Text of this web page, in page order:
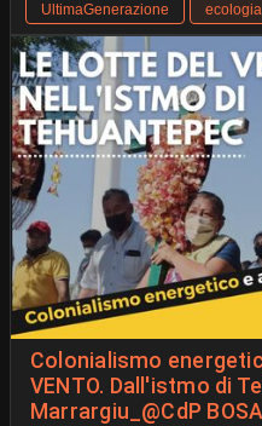
UltimaGenerazione
ecologia
Colonialismo
VENTO. Dall'istmo di
Marrargiu_@CdP BOSA